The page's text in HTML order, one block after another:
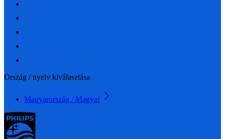
Ország / nyelv kiválasztása
Magyarország / Magyar